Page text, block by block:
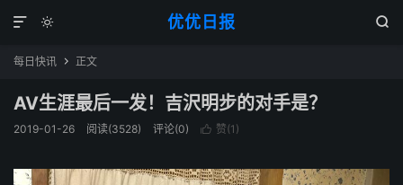
优优日报
 

每日快讯  正文
AV生涯最后一发！吉沢明步的对手是？
2019-01-26 阅读(3528) 评论(0)  赞(1 )